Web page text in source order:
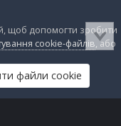
щоб допомогти зробити
cookie-файлів, або
файли cookie
Непрочитані Реєстрація